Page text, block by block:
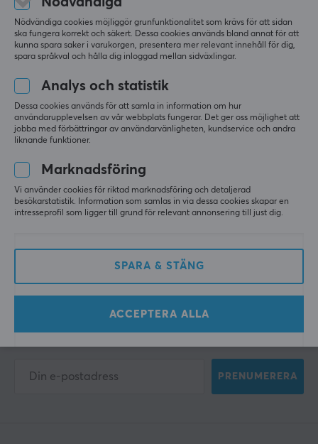
Senast visat
Nyhetsbrev för gamers
nyhetsbrev. Få exklusiva nyheter, ta emot grymma
erbjudanden samt mycket mer!
PRENUMERERA
Nödvändiga cookies möjliggör grunfunktionalitet som krävs för att sidan
ska fungera korrekt och säkert. Dessa cookies används bland annat för att
kunna spara saker i varukorgen, presentera mer relevant innehåll för dig,
spara språkval och hålla dig inloggad mellan sidväxlingar.
Analys och statistik
Dessa cookies används för att samla in information om hur
användarupplevelsen av vår webbplats fungerar. Det ger oss möjlighet att
jobba med förbättringar av användarvänligheten, kundservice och andra
liknande funktioner.
Marknadsföring
Vi använder cookies för riktad marknadsföring och detaljerad
besökarstatistik. Information som samlas in via dessa cookies skapar en
intresseprofil som ligger till grund för relevant annonsering till just dig.
SPARA & STÄNG
ACCEPTERA ALLA